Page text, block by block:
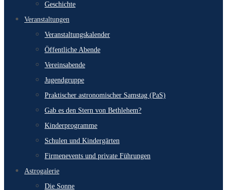
Geschichte
Veranstaltungen
Veranstaltungskalender
Öffentliche Abende
Vereinsabende
Jugendgruppe
Praktischer astronomischer Samstag (PaS)
Gab es den Stern von Bethlehem?
Kinderprogramme
Schulen und Kindergärten
Firmenevents und private Führungen
Astrogalerie
Die Sonne